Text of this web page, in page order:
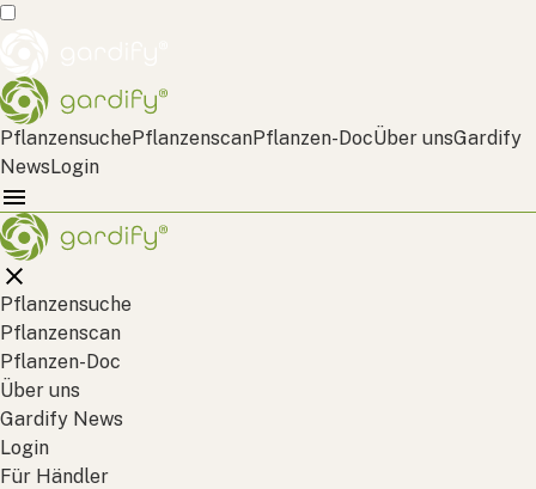
PflanzensuchePflanzenscanPflanzen-DocÜber unsGardify
NewsLogin
Pflanzensuche
Pflanzenscan
Pflanzen-Doc
Über uns
Gardify News
Login
Für Händler